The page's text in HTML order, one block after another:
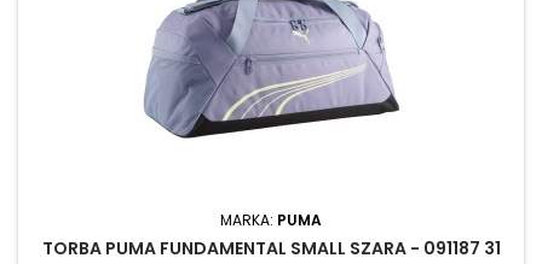
MARKA: PUMA
TORBA PUMA FUNDAMENTAL SMALL SZARA - 091187 31